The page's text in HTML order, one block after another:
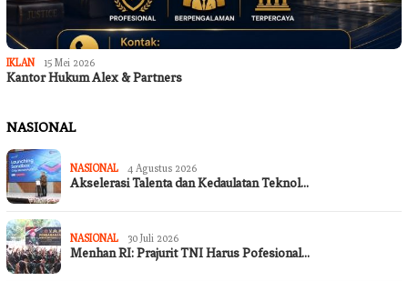
IKLAN 15 Mei 2026
Kantor Hukum Alex & Partners
NASIONAL
NASIONAL 4 Agustus 2026
Akselerasi Talenta dan Kedaulatan Teknol…
NASIONAL 30 Juli 2026
Menhan RI: Prajurit TNI Harus Pofesional…